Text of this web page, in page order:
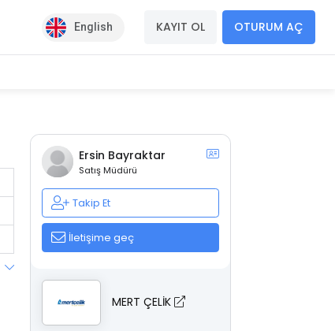
English KAYIT OL OTURUM AÇ
Ersin Bayraktar
Satış Müdürü
Takip Et
İletişime geç
MERT ÇELİK